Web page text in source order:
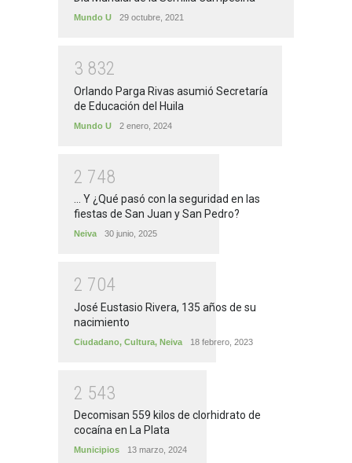
Mundo U 29 octubre, 2021
3 832
Orlando Parga Rivas asumió Secretaría
de Educación del Huila
Mundo U 2 enero, 2024
2 748
... Y ¿Qué pasó con la seguridad en las
fiestas de San Juan y San Pedro?
Neiva 30 junio, 2025
2 704
José Eustasio Rivera, 135 años de su
nacimiento
Ciudadano, Cultura, Neiva 18 febrero, 2023
2 543
Decomisan 559 kilos de clorhidrato de
cocaína en La Plata
Municipios 13 marzo, 2024